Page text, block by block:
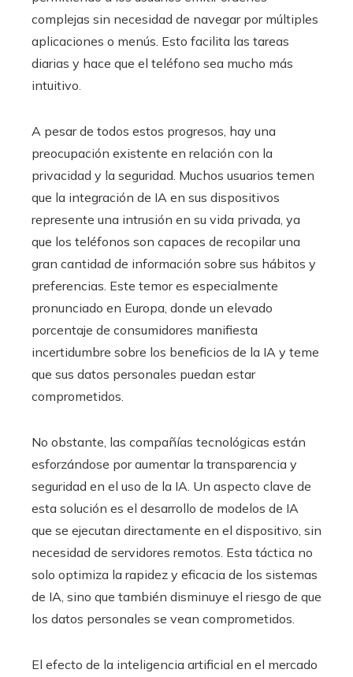
complejas sin necesidad de navegar por múltiples
aplicaciones o menús. Esto facilita las tareas
diarias y hace que el teléfono sea mucho más
intuitivo.
A pesar de todos estos progresos, hay una
preocupación existente en relación con la
privacidad y la seguridad. Muchos usuarios temen
que la integración de IA en sus dispositivos
represente una intrusión en su vida privada, ya
que los teléfonos son capaces de recopilar una
gran cantidad de información sobre sus hábitos y
preferencias. Este temor es especialmente
pronunciado en Europa, donde un elevado
porcentaje de consumidores manifiesta
incertidumbre sobre los beneficios de la IA y teme
que sus datos personales puedan estar
comprometidos.
No obstante, las compañías tecnológicas están
esforzándose por aumentar la transparencia y
seguridad en el uso de la IA. Un aspecto clave de
esta solución es el desarrollo de modelos de IA
que se ejecutan directamente en el dispositivo, sin
necesidad de servidores remotos. Esta táctica no
solo optimiza la rapidez y eficacia de los sistemas
de IA, sino que también disminuye el riesgo de que
los datos personales se vean comprometidos.
El efecto de la inteligencia artificial en el mercado